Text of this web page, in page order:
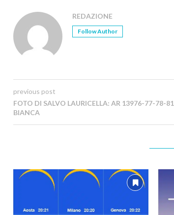
REDAZIONE
Follow Author
previous post
FOTO DI SALVO LAURICELLA: AR 13976-77-78-
BIANCA